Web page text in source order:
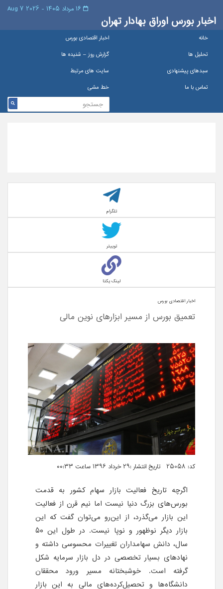
اخبار بورس اوراق بهادار تهران
خانه
اخبار اقتصادی بورس
تحلیل ها
گزارش روز – شنيده ها
سبدهای پیشنهادی
سایت های مرتبط
تماس با ما
خط مشی
تلگرام
توییتر
لینک یکتا
اخبار اقتصادی بورس
تعمیق بورس از مسیر ابزارهای نوین مالی
کد: 25058 تاریخ انتشار :۲۹ خرداد ۱۳۹۶ ساعت ۰۰:۳۳
اگرچه تاریخ فعالیت بازار سهام کشور به قدمت
بورس‌های بزرگ دنیا نیست اما نیم قرن از فعالیت
این بازار می‌گذرد، از این‌رو می‌توان گفت که این
بازار دیگر نوظهور و نوپا نیست. در طول این ۵۰
سال، دانش سهامداران تغییرات محسوسی داشته و
نهادهای بسیار تخصصی در دل بازار سرمایه شکل
گرفته است. خوشبختانه مسیر ورود محققان
دانشگاه‌ها و تحصیل‌کرده‌های مالی به این بازار